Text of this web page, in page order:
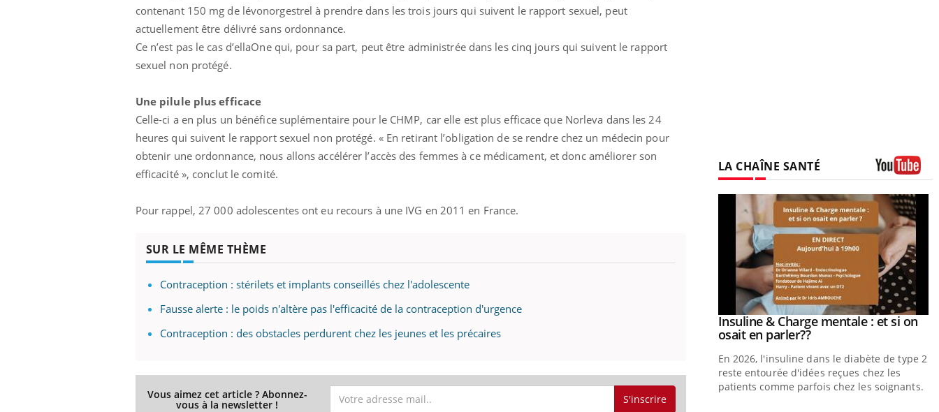
contenant 150 mg de lévonorgestrel à prendre dans les trois jours qui suivent le rapport sexuel, peut
actuellement être délivré sans ordonnance.
Ce n’est pas le cas d’ellaOne qui, pour sa part, peut être administrée dans les cinq jours qui suivent le rapport
sexuel non protégé.
Une pilule plus efficace
Celle-ci a en plus un bénéfice suplémentaire pour le CHMP, car elle est plus efficace que Norleva dans les 24
heures qui suivent le rapport sexuel non protégé. « En retirant l’obligation de se rendre chez un médecin pour
obtenir une ordonnance, nous allons accélérer l’accès des femmes à ce médicament, et donc améliorer son
efficacité », conclut le comité.
Pour rappel, 27 000 adolescentes ont eu recours à une IVG en 2011 en France.
SUR LE MÊME THÈME
Contraception : stérilets et implants conseillés chez l'adolescente
Fausse alerte : le poids n'altère pas l'efficacité de la contraception d'urgence
Contraception : des obstacles perdurent chez les jeunes et les précaires
Vous aimez cet article ? Abonnez-
vous à la newsletter ! S'inscrire
LA CHAÎNE SANTÉ
Eczéma Chronique des Mains :
expliquer ma maladieYoutube
d'autres non ! D'un côté, poser des questions
sur la maladie d'un proche c'est montrer ...
même alopécie… Les symptômes de la
carence en fer sont multiples ce qui la rend
Youtube
Insuline & Charge mentale : et si on
osait en parler??Youtube
En 2026, l'insuline dans le diabète de type 2
reste entourée d'idées reçues chez les
patients comme parfois chez les soignants.